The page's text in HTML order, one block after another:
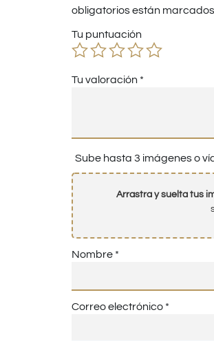
obligatorios están
Tu puntuación
Tu valoración *
Sube hasta 3 imágenes o
Arrastra y suelta tus
Nombre *
Correo electrónico *